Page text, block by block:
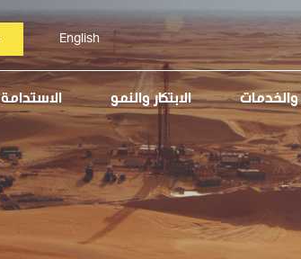
English
والخدمات الابتكار والنمو الاستدامة